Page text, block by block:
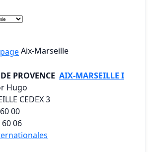
Aix-Marseille
PROVENCE AIX-MARSEILLE I
Hugo
CEDEX 3
00
06